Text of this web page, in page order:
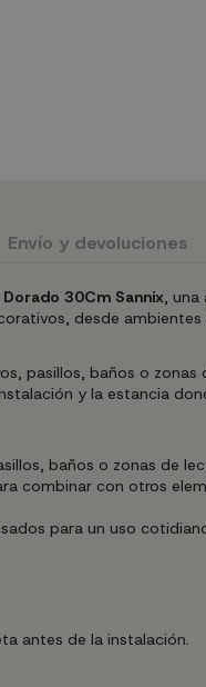
Envío y devoluciones
30Cm Sannix, una
desde
pasillos, baños o
y la estancia
baños o zonas de
combinar con otros
para un uso
antes de la instalación.